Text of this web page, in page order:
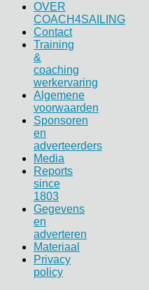
OVER
COACH4SAILING
Contact
Training
&
coaching
werkervaring
Algemene
voorwaarden
Sponsoren
en
adverteerders
Media
Reports
since
1803
Gegevens
en
adverteren
Materiaal
Privacy
policy